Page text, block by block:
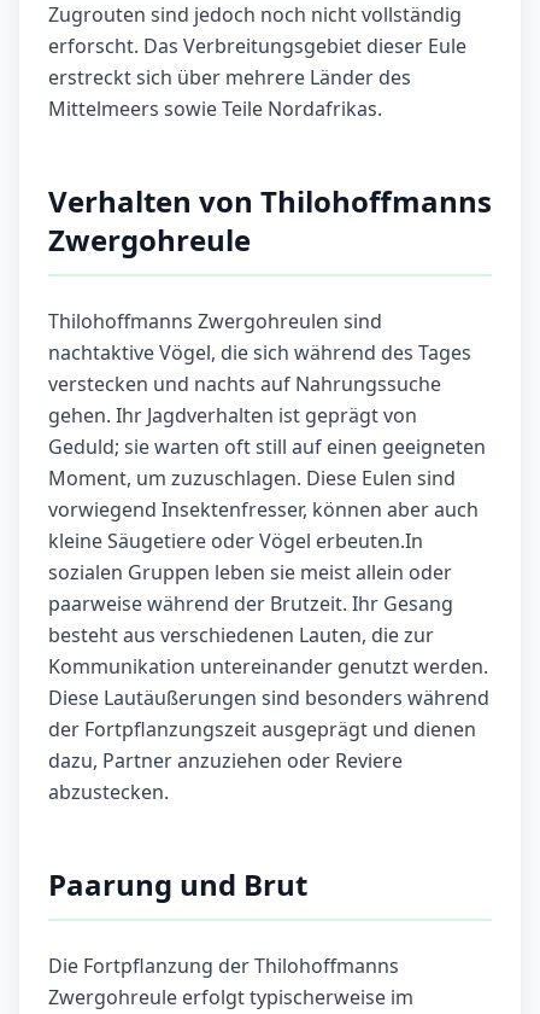
Zugrouten sind jedoch noch nicht vollständig
erforscht. Das Verbreitungsgebiet dieser Eule
erstreckt sich über mehrere Länder des
Mittelmeers sowie Teile Nordafrikas.
Verhalten von Thilohoffmanns
Zwergohreule
Thilohoffmanns Zwergohreulen sind
nachtaktive Vögel, die sich während des Tages
verstecken und nachts auf Nahrungssuche
gehen. Ihr Jagdverhalten ist geprägt von
Geduld; sie warten oft still auf einen geeigneten
Moment, um zuzuschlagen. Diese Eulen sind
vorwiegend Insektenfresser, können aber auch
kleine Säugetiere oder Vögel erbeuten.In
sozialen Gruppen leben sie meist allein oder
paarweise während der Brutzeit. Ihr Gesang
besteht aus verschiedenen Lauten, die zur
Kommunikation untereinander genutzt werden.
Diese Lautäußerungen sind besonders während
der Fortpflanzungszeit ausgeprägt und dienen
dazu, Partner anzuziehen oder Reviere
abzustecken.
Paarung und Brut
Die Fortpflanzung der Thilohoffmanns
Zwergohreule erfolgt typischerweise im